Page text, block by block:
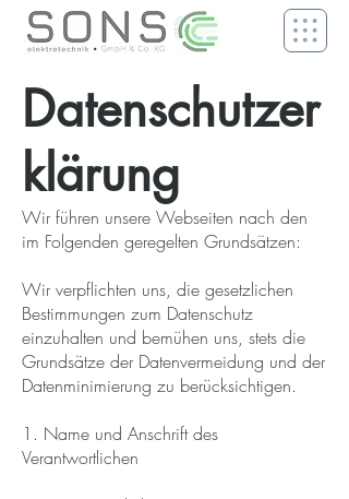
Datenschutzer
klärung
Wir führen unsere Webseiten nach den
im Folgenden geregelten Grundsätzen:
Wir verpflichten uns, die gesetzlichen
Bestimmungen zum Datenschutz
einzuhalten und bemühen uns, stets die
Grundsätze der Datenvermeidung und der
Datenminimierung zu berücksichtigen.
1. Name und Anschrift des
Verantwortlichen